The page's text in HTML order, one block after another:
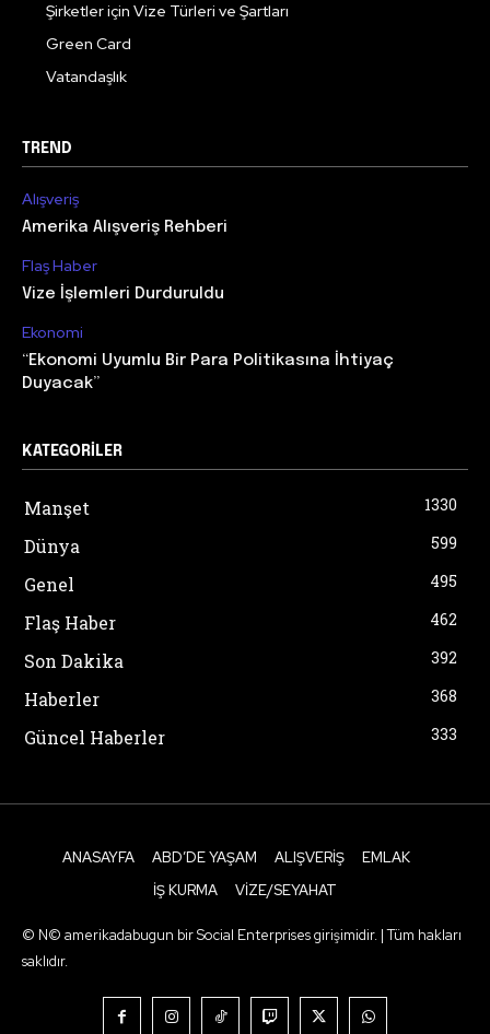
Şirketler için Vize Türleri ve Şartları
Green Card
Vatandaşlık
TREND
Alışveriş
Amerika Alışveriş Rehberi
Flaş Haber
Vize İşlemleri Durduruldu
Ekonomi
“Ekonomi Uyumlu Bir Para Politikasına İhtiyaç
Duyacak”
KATEGORILER
Manşet 1330
Dünya 599
Genel 495
Flaş Haber 462
Son Dakika 392
Haberler 368
Güncel Haberler 333
ANASAYFA ABD’DE YAŞAM ALIŞVERIŞ
EMLAK
İŞ KURMA
VIZE/SEYAHAT
© N© amerikadabugun bir Social Enterprises girişimidir. | Tüm hakları
saklıdır.